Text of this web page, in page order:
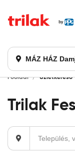
MÁZ HÁZ
Fontos
Főoldal Üzletkereső
Trilak
Település,
vagy
irányítószám